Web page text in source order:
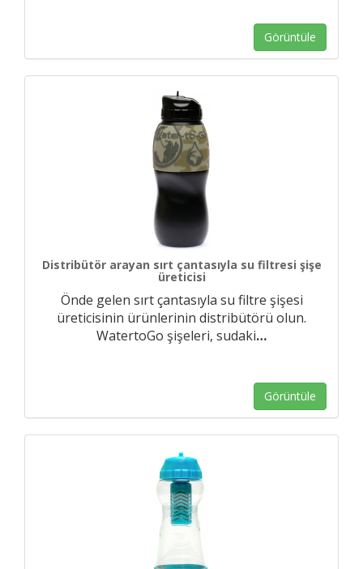
Görüntüle
Distribütör arayan sırt çantasıyla su filtresi şişe
üreticisi
Önde gelen sırt çantasıyla su filtre şişesi
üreticisinin ürünlerinin distribütörü olun.
WatertoGo şişeleri, sudaki…
Görüntüle